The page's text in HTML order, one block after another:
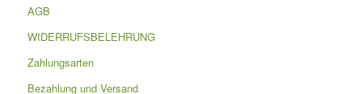
AGB
WIDERRUFSBELEHRUNG
Zahlungsarten
Bezahlung und Versand